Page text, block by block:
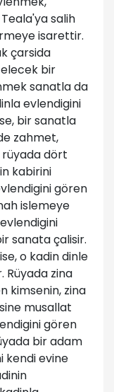
salih
isarettir.
çarsida
bir
sanatla da
evlendigini
bir sanatla
zahmet,
rüyada dört
kabirini
gören
islemeye
sanata çalisir.
o kadin dinle
Rüyada zina
kimsenin, zina
musallat
gören
bir adam
kendi evine